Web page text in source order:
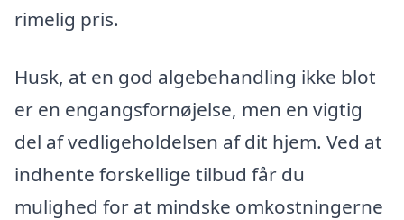
rimelig pris.
Husk, at en god algebehandling ikke blot
er en engangsfornøjelse, men en vigtig
del af vedligeholdelsen af dit hjem. Ved at
indhente forskellige tilbud får du
mulighed for at mindske omkostningerne